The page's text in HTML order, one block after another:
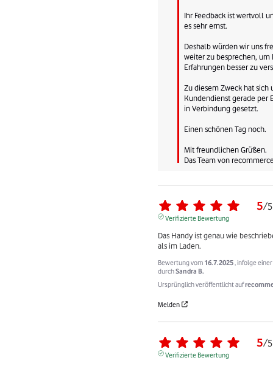
Ihr Feedback ist wertvoll
es sehr ernst.
Deshalb würden wir uns
weiter zu besprechen, um
Erfahrungen besser zu
Zu diesem Zweck hat sich
Kundendienst gerade per
in Verbindung gesetzt.
Einen schönen Tag noch.
Mit freundlichen Grüßen.
Das Team von
5/5
Verifizierte Bewertung
Das Handy ist genau wie
als im Laden.
Bewertung vom 16.7.2025 , infolge
durchSandra B.
Ursprünglich veröffentlicht auf
Melden
5/5
Verifizierte Bewertung